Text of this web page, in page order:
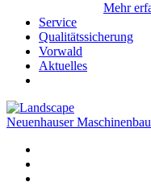
Mehr
Service
Qualitätssicherung
Vorwald
Aktuelles
Neuenhauser Maschinenbau